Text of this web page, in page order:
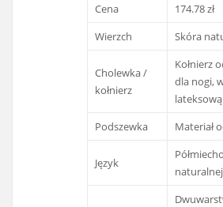
Cena
174.78 zł
Wierzch
Skóra
Cholewka /
kołnierz
Kołnierz
dla nogi,
lateksową
Podszewka
Materiał
Język
naturalnej